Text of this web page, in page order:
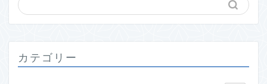
カテゴリー